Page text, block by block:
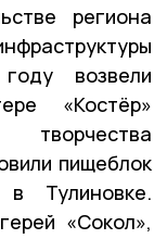
региона
возвели
«Костёр»
пищеблок
Тулиновке.
«Сокол»,